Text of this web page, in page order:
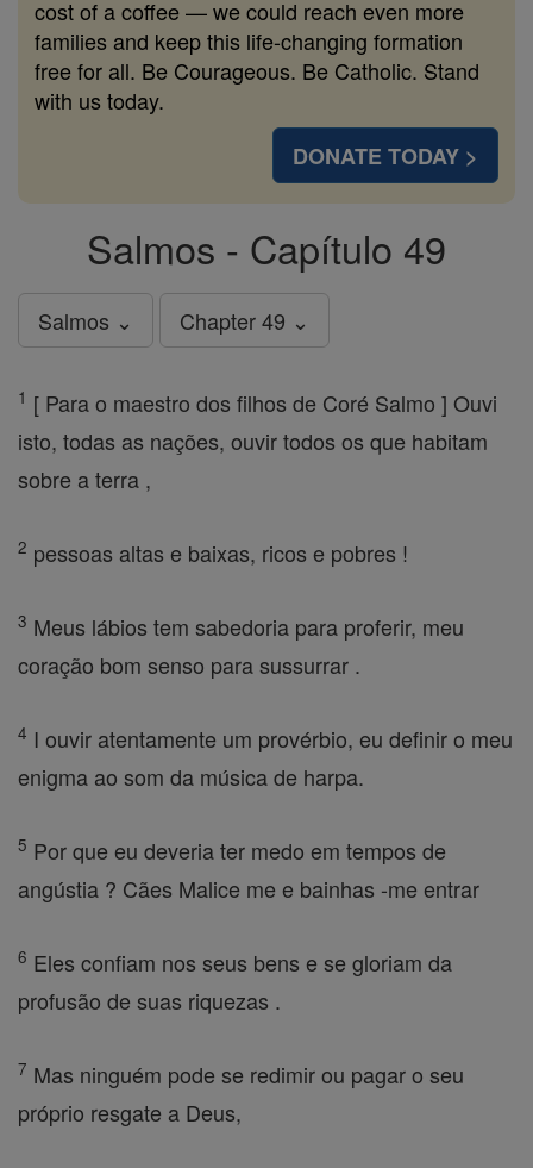
cost of a coffee — we could reach even more
families and keep this life-changing formation
free for all. Be Courageous. Be Catholic. Stand
with us today.
DONATE TODAY >
Salmos - Capítulo 49
Salmos ⌄ Chapter 49 ⌄
1 [ Para o maestro dos filhos de Coré Salmo ] Ouvi
isto, todas as nações, ouvir todos os que habitam
sobre a terra ,
2 pessoas altas e baixas, ricos e pobres !
3 Meus lábios tem sabedoria para proferir, meu
coração bom senso para sussurrar .
4 I ouvir atentamente um provérbio, eu definir o meu
enigma ao som da música de harpa.
5 Por que eu deveria ter medo em tempos de
angústia ? Cães Malice me e bainhas -me entrar
6 Eles confiam nos seus bens e se gloriam da
profusão de suas riquezas .
7 Mas ninguém pode se redimir ou pagar o seu
próprio resgate a Deus,